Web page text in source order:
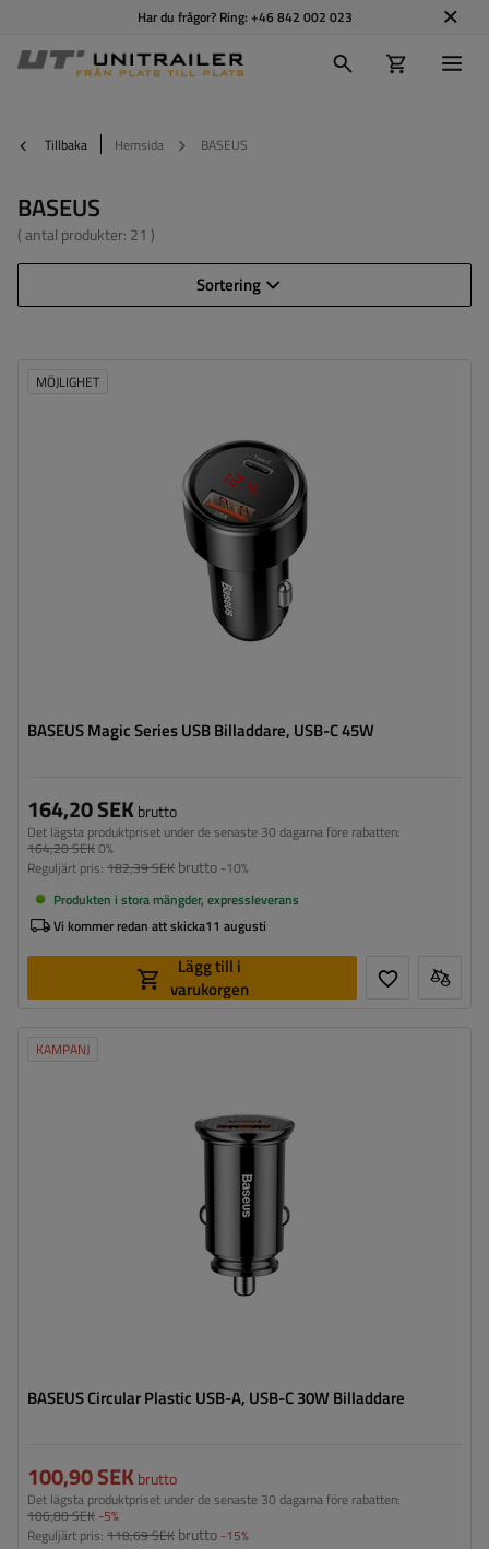
Har du frågor? Ring: +46 842 002 023
Tillbaka Hemsida BASEUS
BASEUS
( antal produkter: 21 )
Sortering
MÖJLIGHET
BASEUS Magic Series USB Billaddare, USB-C 45W
164,20 SEKbrutto
Det lägsta produktpriset under de senaste 30 dagarna före rabatten:
164,20 SEK0%
Reguljärt pris: 182,39 SEK brutto -10%
Produkten i stora mängder, expressleverans
Vi kommer redan att skicka11 augusti
Lägg till i
varukorgen
KAMPANJ
BASEUS Circular Plastic USB-A, USB-C 30W Billaddare
100,90 SEKbrutto
Det lägsta produktpriset under de senaste 30 dagarna före rabatten:
106,80 SEK -5%
Reguljärt pris: 118,69 SEK brutto -15%